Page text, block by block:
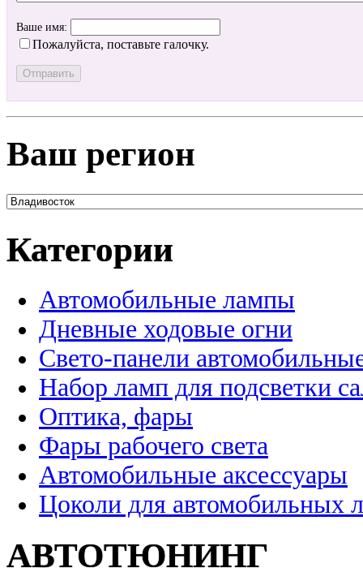
Ваше имя:
Пожалуйста, поставьте галочку.
Ваш регион
Категории
Автомобильные лампы
Дневные ходовые огни
Свето-панели
Набор ламп для подсветки
Оптика, фары
Фары рабочего света
Автомобильные аксессуары
Цоколи для автомобильных
АВТОТЮНИНГ